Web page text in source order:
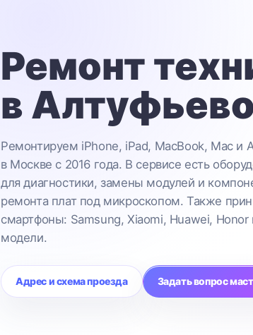
Ремонт
в Алтуфьево
Ремонтируем iPhone, iPad, MacBook, Mac и
в Москве с 2016 года. В сервисе есть
для диагностики, замены модулей и
ремонта плат под микроскопом. Также
смартфоны: Samsung, Xiaomi, Huawei, Honor
модели.
Адрес и схема проезда Задать вопрос